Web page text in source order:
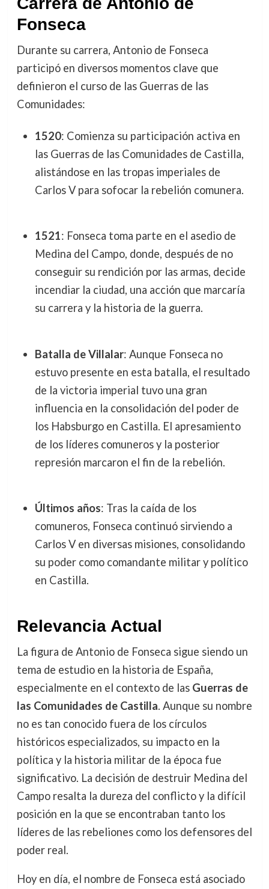
Fonseca
Durante su carrera, Antonio de Fonseca
participó en diversos momentos clave que
definieron el curso de las Guerras de las
Comunidades:
1520: Comienza su participación activa en
las Guerras de las Comunidades de Castilla,
alistándose en las tropas imperiales de
Carlos V para sofocar la rebelión comunera.
1521: Fonseca toma parte en el asedio de
Medina del Campo, donde, después de no
conseguir su rendición por las armas, decide
incendiar la ciudad, una acción que marcaría
su carrera y la historia de la guerra.
Batalla de Villalar: Aunque Fonseca no
estuvo presente en esta batalla, el resultado
de la victoria imperial tuvo una gran
influencia en la consolidación del poder de
los Habsburgo en Castilla. El apresamiento
de los líderes comuneros y la posterior
represión marcaron el fin de la rebelión.
Últimos años: Tras la caída de los
comuneros, Fonseca continuó sirviendo a
Carlos V en diversas misiones, consolidando
su poder como comandante militar y político
en Castilla.
Relevancia Actual
La figura de Antonio de Fonseca sigue siendo un
tema de estudio en la historia de España,
especialmente en el contexto de las Guerras de
las Comunidades de Castilla. Aunque su nombre
no es tan conocido fuera de los círculos
históricos especializados, su impacto en la
política y la historia militar de la época fue
significativo. La decisión de destruir Medina del
Campo resalta la dureza del conflicto y la difícil
posición en la que se encontraban tanto los
líderes de las rebeliones como los defensores del
poder real.
Hoy en día, el nombre de Fonseca está asociado